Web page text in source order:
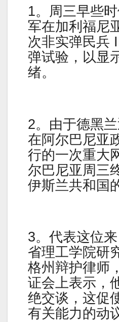
1。周三早些
军在加利福尼
次非实弹民兵
弹试验，以显
绪。
2。由于德黑
在阿尔巴尼亚
行的一次重大
尔巴尼亚周三
伊斯兰共和国
3。代表这位
省理工学院研
格州辩护律师
证会上表示，
绝交谈，这促
有关能力的动